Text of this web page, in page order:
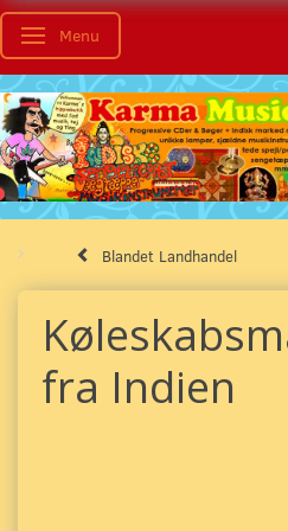
Skifte navigation
Menu
Blandet Landhandel
fra Indien